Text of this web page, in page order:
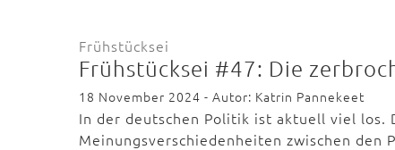
Frühstücksei
Frühstücksei #47: Die
18 November 2024 - Autor: Katrin Pannekeet
In der deutschen Politik ist aktuell viel los.
Meinungsverschiedenheiten zwischen den